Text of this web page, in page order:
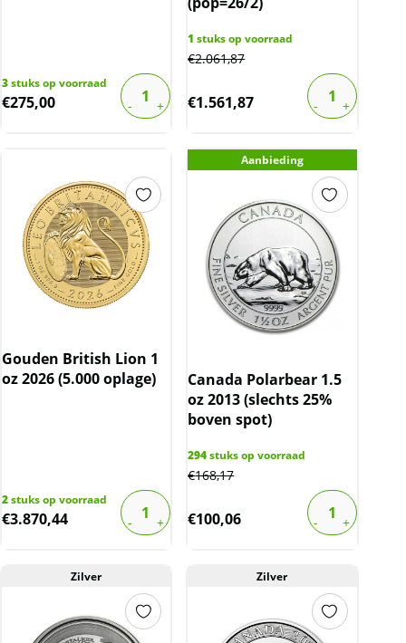
3stuks op voorraad
€275,00
1 stuks op voorraad
€2.061,87
€1.561,87
Gouden British Lion 1
oz 2026 (5.000 oplage)
2stuks op voorraad
€3.870,44
Aanbieding
Canada Polarbear 1.5
oz 2013 (slechts 25%
boven spot)
294stuks op voorraad
€168,17
€100,06
Zilver Zilver